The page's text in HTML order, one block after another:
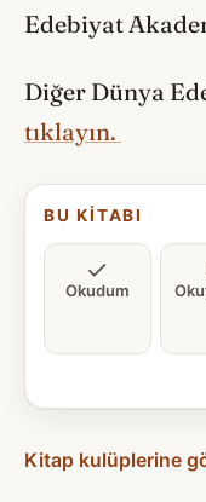
Edebiyat
Diğer Dünya
tıklayın.
BU KITABI
Okudum
Kitap kulüplerine